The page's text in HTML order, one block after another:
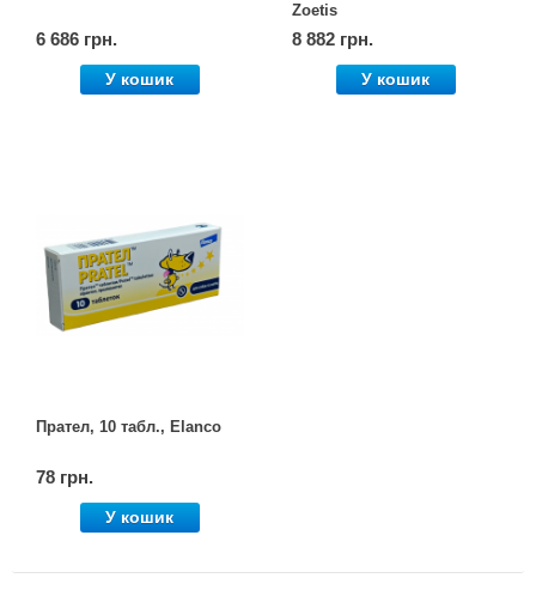
6 686 грн.
У кошик
Zoetis
8 882 грн.
У кошик
Прател, 10 табл., Elanco
78 грн.
У кошик